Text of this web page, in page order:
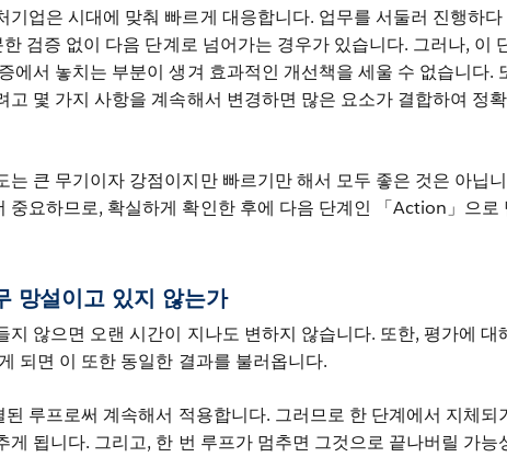
기업은 시대에 맞춰 빠르게 대응합니다. 업무를 서둘러 진행하다
한 검증 없이 다음 단계로 넘어가는 경우가 있습니다. 그러나, 이
에서 놓치는 부분이 생겨 효과적인 개선책을 세울 수 없습니다.
고 몇 가지 사항을 계속해서 변경하면 많은 요소가 결합하여 정
는 큰 무기이자 강점이지만 빠르기만 해서 모두 좋은 것은 아닙
중요하므로, 확실하게 확인한 후에 다음 단계인 「Action」으로
망설이고 있지 않는가
지 않으면 오랜 시간이 지나도 변하지 않습니다. 또한, 평가에 대
되면 이 또한 동일한 결과를 불러옵니다.
루프로써 계속해서 적용합니다. 그러므로 한 단계에서 지체되
게 됩니다. 그리고, 한 번 루프가 멈추면 그것으로 끝나버릴 가능